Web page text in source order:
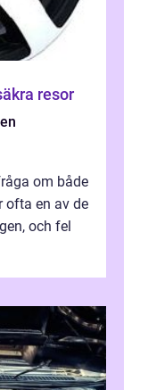
last, säkra resor
om både
ofta en av de
och fel